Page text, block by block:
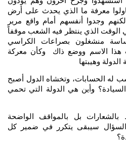
معرفة ما الذي يحدث على أرض
وجدوا أنفسهم أمام واقع مرير
الوقت الذي ينتظر فيه الشعب موقفاً
منشغلون بصراعات الكراسي
الاسم ووضع ذاك وكأن معركة
وهيبتها
له الحسابات، وتخشاه الدول أصبح
وأين هي الدولة التي تحمي
بل بالمواقف الواضحة
السؤال سيبقى يتكرر في ضمير كل